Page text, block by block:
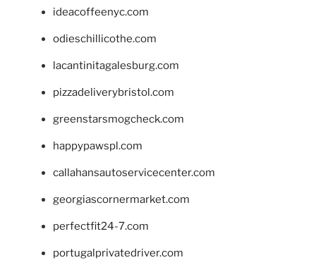
ideacoffeenyc.com
odieschillicothe.com
lacantinitagalesburg.com
pizzadeliverybristol.com
greenstarsmogcheck.com
happypawspl.com
callahansautoservicecenter.com
georgiascornermarket.com
perfectfit24-7.com
portugalprivatedriver.com